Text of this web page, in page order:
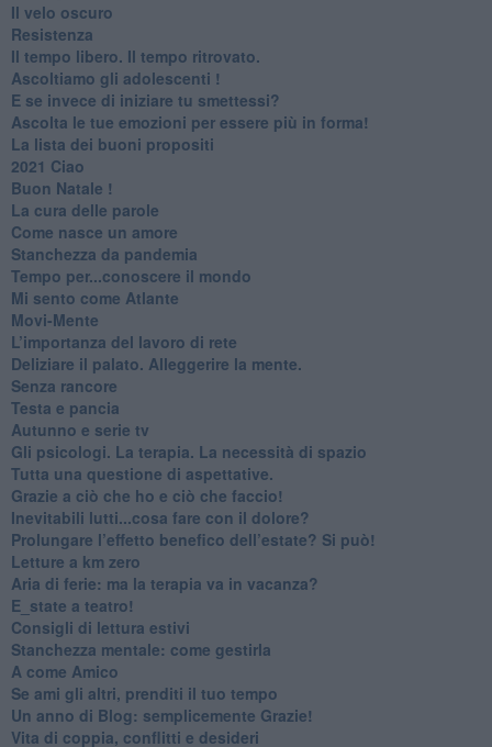
​Il velo oscuro
Resistenza
​Il tempo libero. Il tempo ritrovato.
Ascoltiamo gli adolescenti !
​E se invece di iniziare tu smettessi?
​Ascolta le tue emozioni per essere più in forma!
​La lista dei buoni propositi
2021 Ciao
Buon Natale !
​La cura delle parole
​Come nasce un amore
Stanchezza da pandemia
​Tempo per...conoscere il mondo
​Mi sento come Atlante
​Movi-Mente
​L’importanza del lavoro di rete
​Deliziare il palato. Alleggerire la mente.
​Senza rancore
​Testa e pancia
​Autunno e serie tv
​Gli psicologi. La terapia. La necessità di spazio
​Tutta una questione di aspettative.
​Grazie a ciò che ho e ciò che faccio!
​Inevitabili lutti...cosa fare con il dolore?
Prolungare l’effetto benefico dell’estate? Si può!
​Letture a km zero
​Aria di ferie: ma la terapia va in vacanza?
​E_state a teatro!
​Consigli di lettura estivi
​Stanchezza mentale: come gestirla
​A come Amico
​Se ami gli altri, prenditi il tuo tempo
​Un anno di Blog: semplicemente Grazie!
​Vita di coppia, conflitti e desideri